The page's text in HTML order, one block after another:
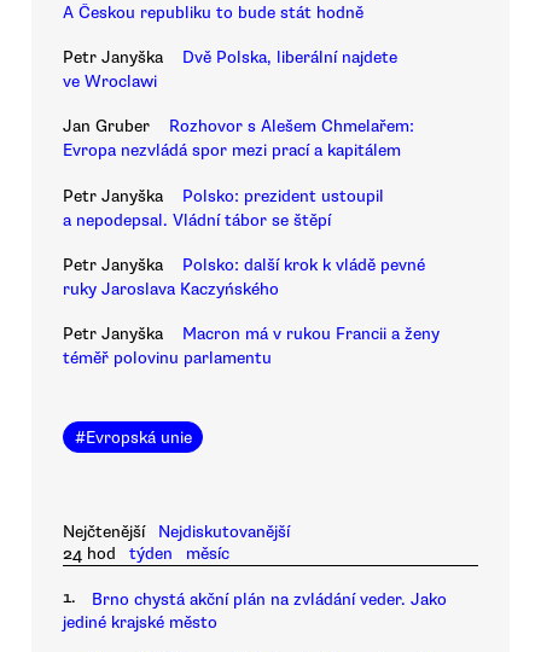
A Českou republiku to bude stát hodně
Petr Janyška
Dvě Polska, liberální najdete
ve Wroclawi
Jan Gruber
Rozhovor s Alešem Chmelařem:
Evropa nezvládá spor mezi prací a kapitálem
Petr Janyška
Polsko: prezident ustoupil
a nepodepsal. Vládní tábor se štěpí
Petr Janyška
Polsko: další krok k vládě pevné
ruky Jaroslava Kaczyńského
Petr Janyška
Macron má v rukou Francii a ženy
téměř polovinu parlamentu
#Evropská unie
Nejčtenější
Nejdiskutovanější
24 hod
týden měsíc
1.
Brno chystá akční plán na zvládání veder. Jako
jediné krajské město